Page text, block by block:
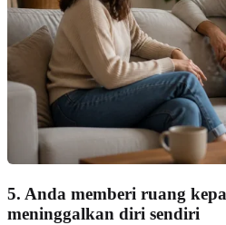
5. Anda memberi ruang
meninggalkan diri sendiri